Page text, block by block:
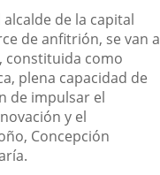
de la capital
de anfitrión, se van a
constituida como
plena capacidad de
de impulsar el
y el
Concepción